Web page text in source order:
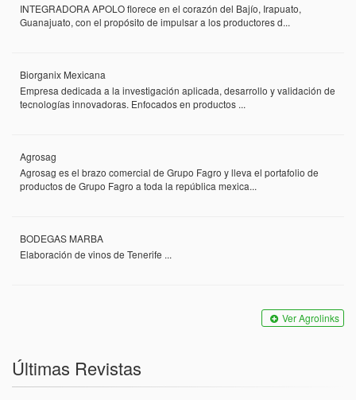
INTEGRADORA APOLO florece en el corazón del Bajío, Irapuato,
Guanajuato, con el propósito de impulsar a los productores d...
Biorganix Mexicana
Empresa dedicada a la investigación aplicada, desarrollo y validación de
tecnologías innovadoras. Enfocados en productos ...
Agrosag
Agrosag es el brazo comercial de Grupo Fagro y lleva el portafolio de
productos de Grupo Fagro a toda la república mexica...
BODEGAS MARBA
Elaboración de vinos de Tenerife ...
Ver Agrolinks
Últimas Revistas